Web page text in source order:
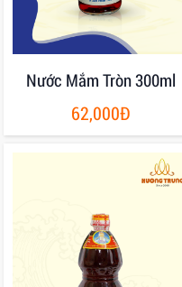
Nước Mắm Tròn 300ml
62,000Đ